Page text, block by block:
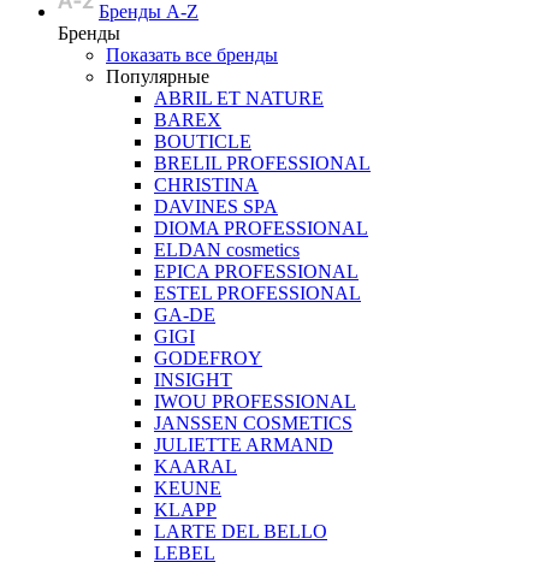
Бренды A-Z
Бренды
Показать все бренды
Популярные
ABRIL ET NATURE
BAREX
BOUTICLE
BRELIL PROFESSIONAL
CHRISTINA
DAVINES SPA
DIOMA PROFESSIONAL
ELDAN cosmetics
EPICA PROFESSIONAL
ESTEL PROFESSIONAL
GA-DE
GIGI
GODEFROY
INSIGHT
IWOU PROFESSIONAL
JANSSEN COSMETICS
JULIETTE ARMAND
KAARAL
KEUNE
KLAPP
LARTE DEL BELLO
LEBEL